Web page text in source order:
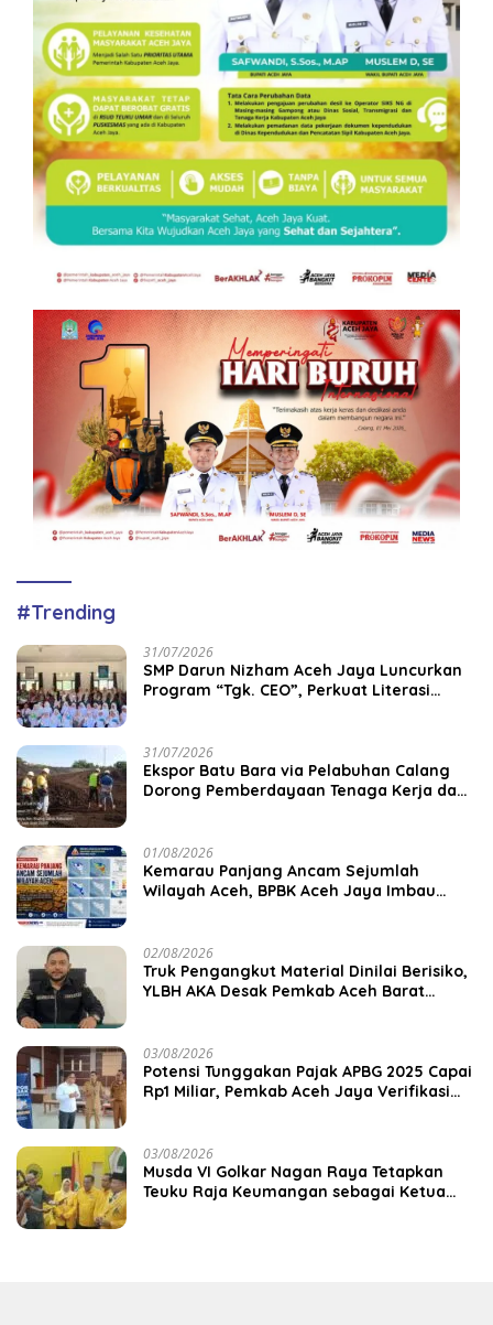
#Trending
31/07/2026
SMP Darun Nizham Aceh Jaya Luncurkan
Program “Tgk. CEO”, Perkuat Literasi
31/07/2026
‎Ekspor Batu Bara via Pelabuhan Calang
Dorong Pemberdayaan Tenaga Kerja dan
01/08/2026
Kemarau Panjang Ancam Sejumlah
Wilayah Aceh, BPBK Aceh Jaya Imbau
02/08/2026
Truk Pengangkut Material Dinilai Berisiko,
YLBH AKA Desak Pemkab Aceh Barat
03/08/2026
Potensi Tunggakan Pajak APBG 2025 Capai
Rp1 Miliar, Pemkab Aceh Jaya Verifikasi
03/08/2026
Musda VI Golkar Nagan Raya Tetapkan
Teuku Raja Keumangan sebagai Ketua